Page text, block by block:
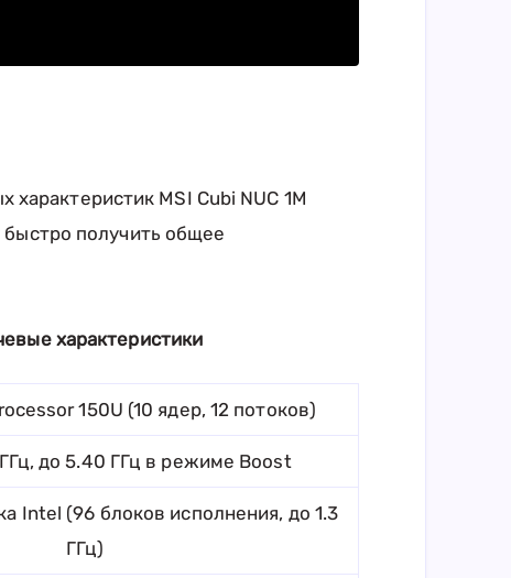
MSI Cubi NUC 1M
быстро получить общее
характеристики
150U (10 ядер, 12 потоков)
до 5.40 ГГц в режиме Boost
Intel (96 блоков исполнения, до 1.3
ГГц)